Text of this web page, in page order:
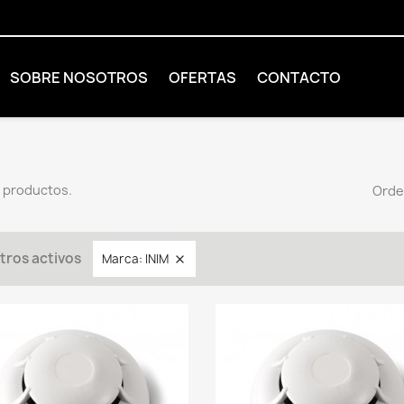
SOBRE NOSOTROS OFERTAS CONTACTO
productos.
activos Marca: INIM 